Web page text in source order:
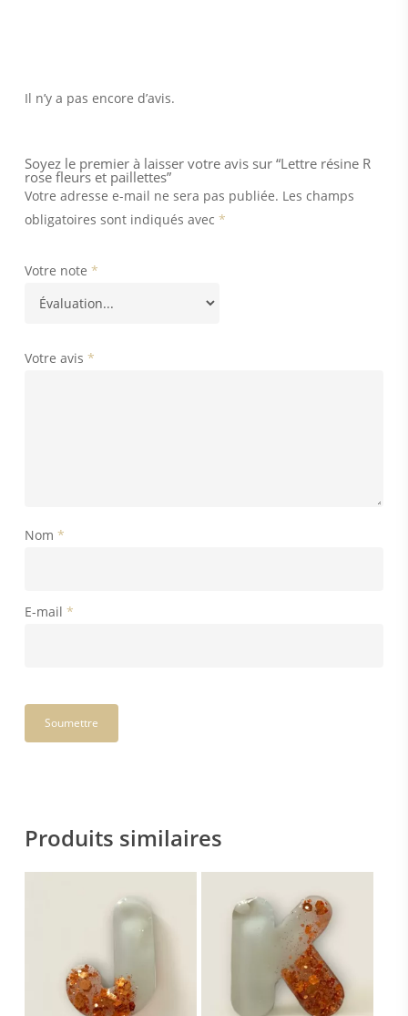
Il n’y a pas encore d’avis.
Soyez le premier à laisser votre avis sur “Lettre résine R
rose fleurs et paillettes”
Votre adresse e-mail ne sera pas publiée. Les champs
obligatoires sont indiqués avec *
Votre note *
Votre avis *
Nom *
E-mail *
Produits similaires